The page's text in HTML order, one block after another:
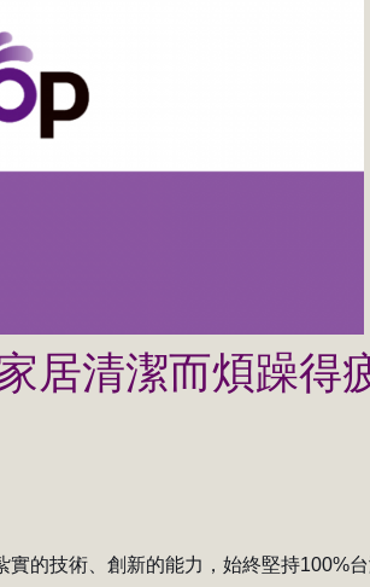
居清潔而煩躁得
的技術、創新的能力，始終堅持100%